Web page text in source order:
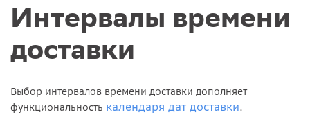
Интервалы времени
доставки
Выбор интервалов времени доставки дополняет
функциональность календаря дат доставки.